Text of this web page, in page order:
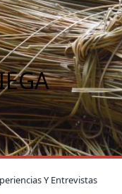
Y Entrevistas